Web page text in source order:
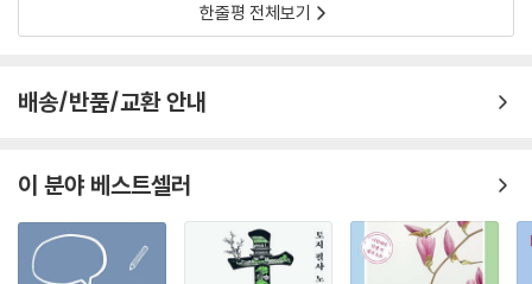
발성법 기초 _302
듣기 좋은 목소리가 성공을 좌우한다 _307
축사?행사에서 말하는 방법 _315
센스 있는 건배사 10계명 _322
그 외에도 저자는 대중을 상대하는 대변인 역할을 여러 차례 했다. 김대중
홍보하는 역할을 했다. 정부 부처나 기관을 취재하고 질문하는 기자의 역
회에서 활동하고, 현재 부회장으로 일하는 한국협상학회, 한국보훈학회를
통해 다양한 학문적 이론과 현실 분석에 나선 것은 다양한 사회 경험의 폭
과 깊이를 더욱 충실하게 보완하도록 해줬다.
한줄평 전체보기
배송/반품/교환 안내
이 분야 베스트셀러